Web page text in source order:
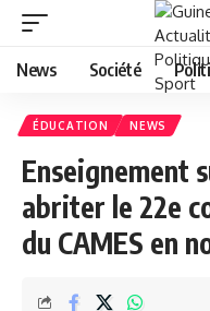
News Société
ÉDUCATION NEWS
Enseignement
abriter le 22e
du CAMES en